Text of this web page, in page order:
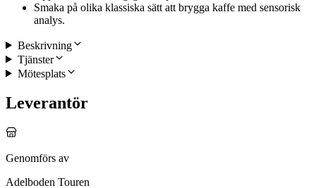
Smaka på olika klassiska sätt att brygga kaffe med sensorisk
analys.
Beskrivning
Tjänster
Mötesplats
Leverantör
Genomförs av
Adelboden Touren